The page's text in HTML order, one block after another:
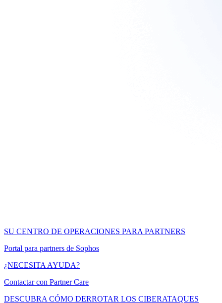
SU CENTRO DE OPERACIONES PARA PARTNERS
Portal para partners de Sophos
¿NECESITA AYUDA?
Contactar con Partner Care
DESCUBRA CÓMO DERROTAR LOS CIBERATAQUES